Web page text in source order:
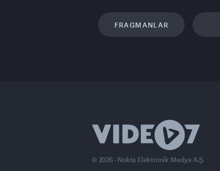
FRAGMANLAR
© 2026 - Nokta Elektronik Medya A.Ş.